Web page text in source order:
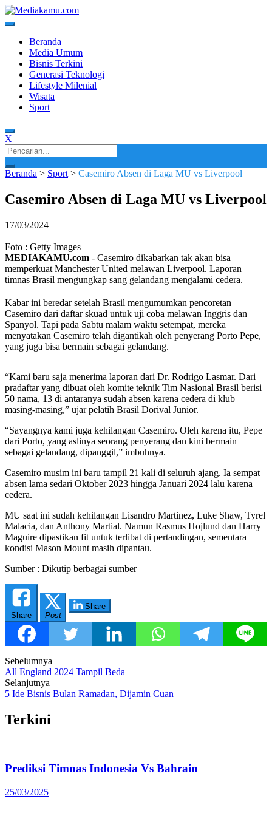
Skip
to
MEDIAKAMU.com
Media Terkini untuk Generasi Milenial!
Beranda
Media Umum
Bisnis Terkini
Generasi Teknologi
Lifestyle Milenial
Wisata
Sport
X
Search
for:
Beranda > Sport > Casemiro Absen di Laga MU vs Liverpool
Casemiro Absen di Laga MU vs Liverpool
17/03/2024
Foto : Getty Images
MEDIAKAMU.com - Casemiro dikabarkan tak akan bisa
memperkuat Manchester United melawan Liverpool. Laporan
timnas Brasil mengungkap sang gelandang mengalami cedera.
Kabar ini beredar setelah Brasil mengumumkan pencoretan
Casemiro dari daftar skuad untuk uji coba melawan Inggris dan
Spanyol. Tapi pada Sabtu malam waktu setempat, mereka
menyatakan Casemiro telah digantikah oleh penyerang Porto Pepe,
yang juga bisa bermain sebagai gelandang.
“Kami baru saja menerima laporan dari Dr. Rodrigo Lasmar. Dari
pradaftar yang dibuat oleh komite teknik Tim Nasional Brasil berisi
50 nama, 13 di antaranya sudah absen karena cedera di klub
masing-masing,” ujar pelatih Brasil Dorival Junior.
“Sayangnya kami juga kehilangan Casemiro. Oleh karena itu, Pepe
dari Porto, yang aslinya seorang penyerang dan kini bermain
sebagai gelandang, dipanggil,” imbuhnya.
Casemiro musim ini baru tampil 21 kali di seluruh ajang. Ia sempat
absen lama sedari Oktober 2023 hingga Januari 2024 lalu karena
cedera.
MU saat ini sudah kehilangan Lisandro Martinez, Luke Shaw, Tyrel
Malacia, dan Anthony Martial. Namun Rasmus Hojlund dan Harry
Maguire dipastikan fit untuk terlibat di pertandingan, sementara
kondisi Mason Mount masih dipantau.
Sumber : Dikutip berbagai sumber
Share Post
Share
Post
navigation
Sebelumnya
All England 2024 Tampil Beda
Selanjutnya
5 Ide Bisnis Bulan Ramadan, Dijamin Cuan
Terkini
Prediksi Timnas Indonesia Vs Bahrain
25/03/2025